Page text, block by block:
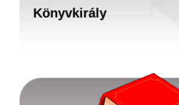
Könyvkirály